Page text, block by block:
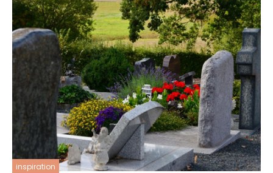
inspiration